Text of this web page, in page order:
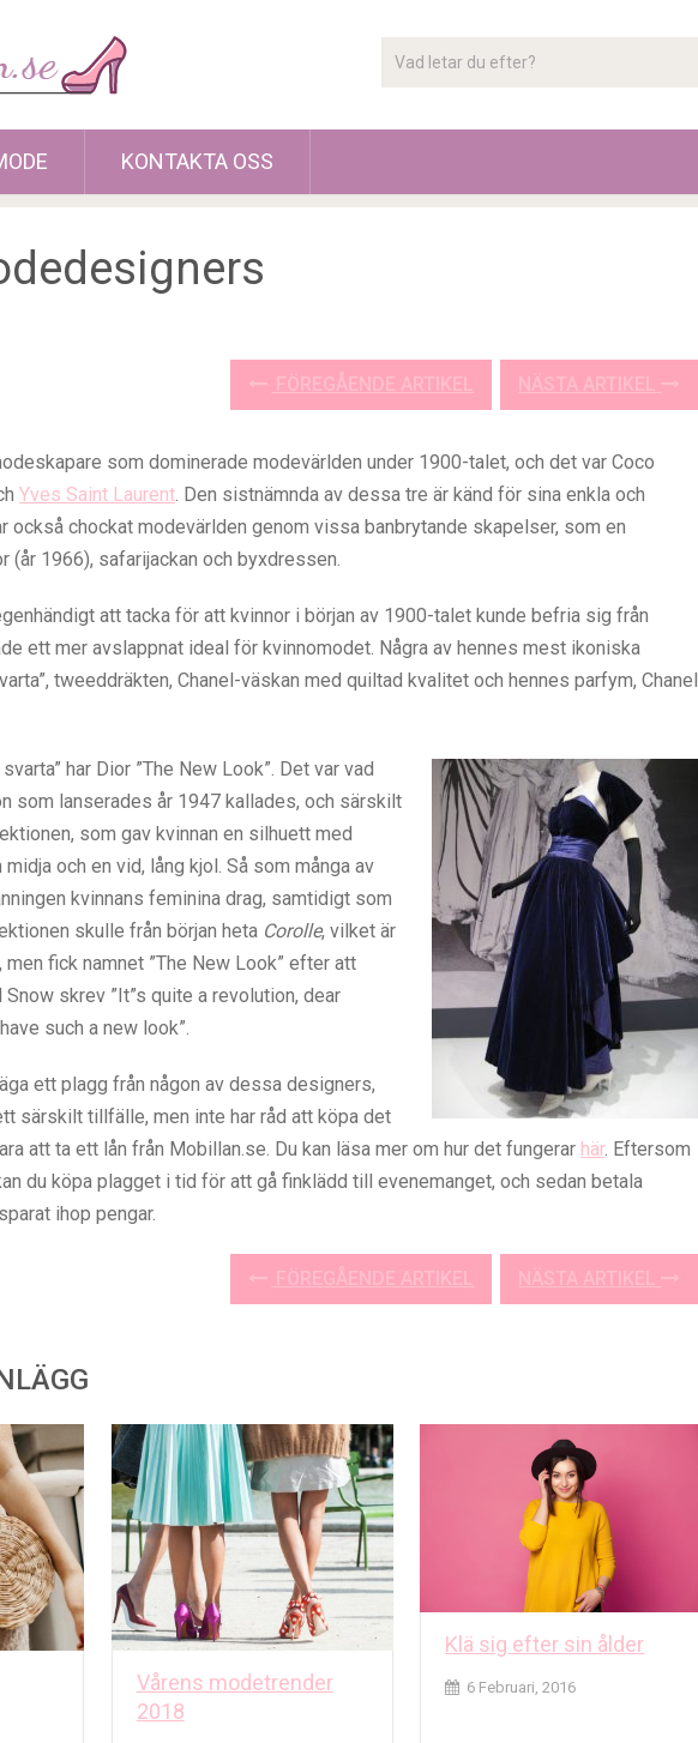
KONTAKTA OSS
FÖREGÅENDE ARTIKEL NÄSTA ARTIKEL
som dominerade modevärlden under 1900-talet, och det var Coco
Yves Saint Laurent. Den sistnämnda av dessa tre är känd för sina enkla och
också chockat modevärlden genom vissa banbrytande skapelser, som en
(år 1966), safarijackan och byxdressen.
att tacka för att kvinnor i början av 1900-talet kunde befria sig från
ett mer avslappnat ideal för kvinnomodet. Några av hennes mest ikoniska
tweeddräkten, Chanel-väskan med quiltad kvalitet och hennes parfym, Chanel
har Dior ”The New Look”. Det var vad
som lanserades år 1947 kallades, och särskilt
som gav kvinnan en silhuett med
midja och en vid, lång kjol. Så som många av
kvinnans feminina drag, samtidigt som
skulle från början heta Corolle, vilket är
men fick namnet ”The New Look” efter att
skrev ”It”s quite a revolution, dear
such a new look”.
ett plagg från någon av dessa designers,
särskilt tillfälle, men inte har råd att köpa det
att ta ett lån från Mobillan.se. Du kan läsa mer om hur det fungerar här. Eftersom
du köpa plagget i tid för att gå finklädd till evenemanget, och sedan betala
ihop pengar.
FÖREGÅENDE ARTIKEL NÄSTA ARTIKEL
Vårens modetrender
2018
Klä sig efter sin ålder
6 Februari, 2016